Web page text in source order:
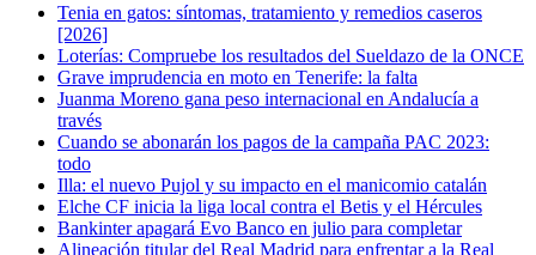
Tenia en gatos: síntomas, tratamiento y remedios caseros
[2026]
Loterías: Compruebe los resultados del Sueldazo de la ONCE
Grave imprudencia en moto en Tenerife: la falta
Juanma Moreno gana peso internacional en Andalucía a
través
Cuando se abonarán los pagos de la campaña PAC 2023:
todo
Illa: el nuevo Pujol y su impacto en el manicomio catalán
Elche CF inicia la liga local contra el Betis y el Hércules
Bankinter apagará Evo Banco en julio para completar
Alineación titular del Real Madrid para enfrentar a la Real